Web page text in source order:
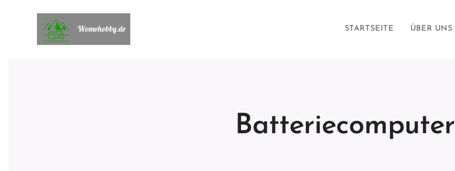
Womohobby.de STARTSEITE ÜBER UNS
Batteriecomputer